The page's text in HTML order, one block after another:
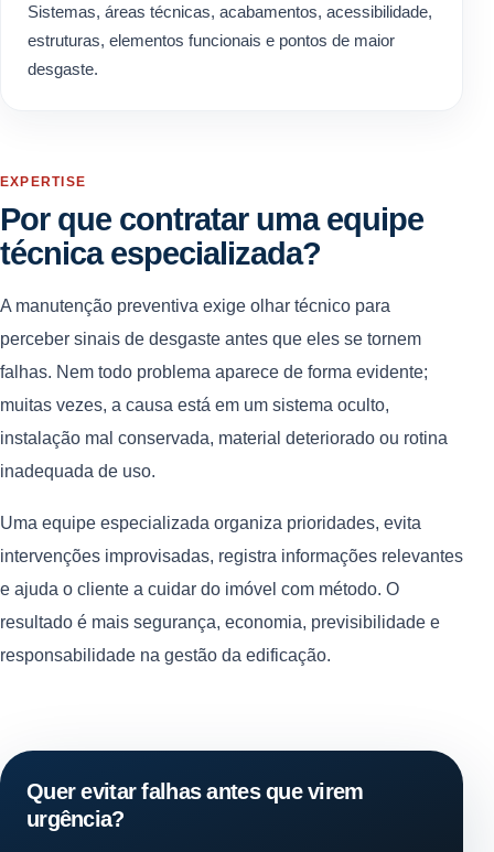
Sistemas, áreas técnicas, acabamentos, acessibilidade,
estruturas, elementos funcionais e pontos de maior
desgaste.
EXPERTISE
Por que contratar uma equipe
técnica especializada?
A manutenção preventiva exige olhar técnico para
perceber sinais de desgaste antes que eles se tornem
falhas. Nem todo problema aparece de forma evidente;
muitas vezes, a causa está em um sistema oculto,
instalação mal conservada, material deteriorado ou rotina
inadequada de uso.
Uma equipe especializada organiza prioridades, evita
intervenções improvisadas, registra informações relevantes
e ajuda o cliente a cuidar do imóvel com método. O
resultado é mais segurança, economia, previsibilidade e
responsabilidade na gestão da edificação.
Quer evitar falhas antes que virem
urgência?